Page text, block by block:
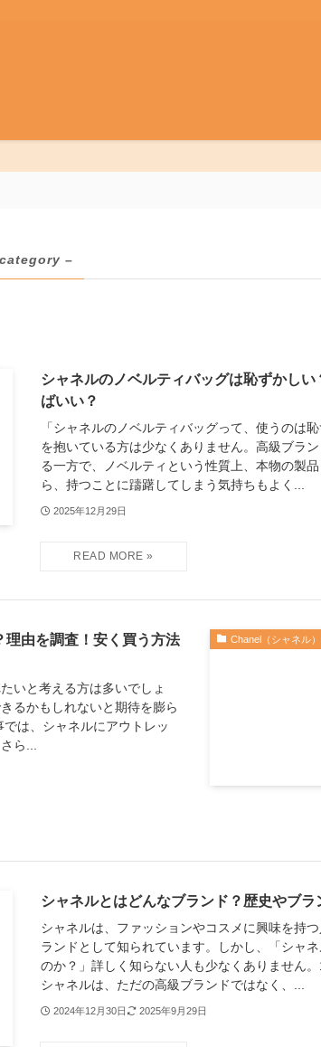
–
シャネルのノベルティバッグは恥ずかし
ばいい？
「シャネルのノベルティバッグって、使うのは
を抱いている方は少なくありません。高級ブラ
る一方で、ノベルティという性質上、本物の製
ら、持つことに躊躇してしまう気持ちもよく...
2025年12月29日
Chanel（シャネル）
理由を調査！安く買う方法
いと考える方は多いでしょ
るかもしれないと期待を膨ら
は、シャネルにアウトレッ
ら...
シャネルとはどんなブランド？歴史やブ
シャネルは、ファッションやコスメに興味を持
ランドとして知られています。しかし、「シャ
のか？」詳しく知らない人も少なくありません
シャネルは、ただの高級ブランドではなく、...
2024年12月30日 2025年9月29日